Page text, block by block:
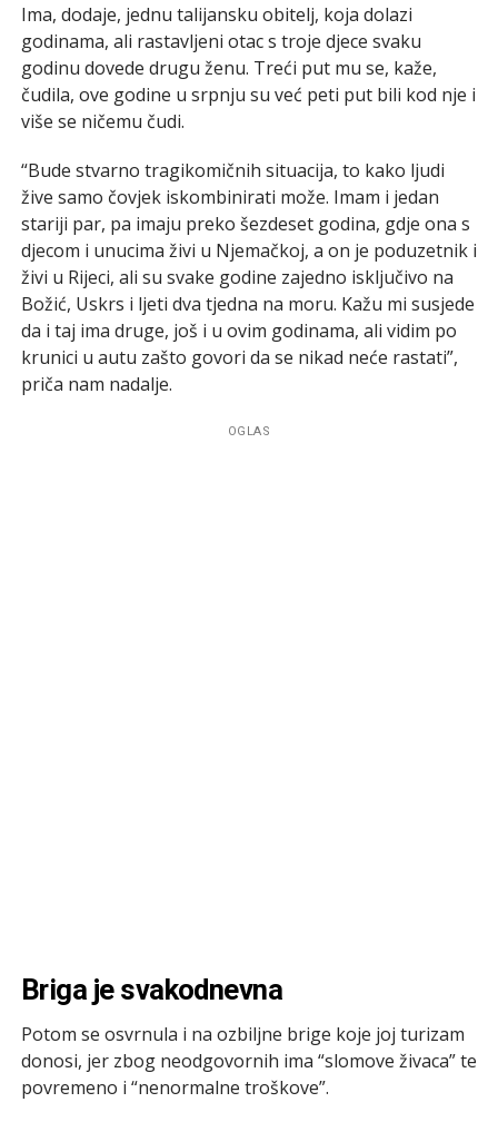
Ima, dodaje, jednu talijansku obitelj, koja dolazi
godinama, ali rastavljeni otac s troje djece svaku
godinu dovede drugu ženu. Treći put mu se, kaže,
čudila, ove godine u srpnju su već peti put bili kod nje i
više se ničemu čudi.
“Bude stvarno tragikomičnih situacija, to kako ljudi
žive samo čovjek iskombinirati može. Imam i jedan
stariji par, pa imaju preko šezdeset godina, gdje ona s
djecom i unucima živi u Njemačkoj, a on je poduzetnik i
živi u Rijeci, ali su svake godine zajedno isključivo na
Božić, Uskrs i ljeti dva tjedna na moru. Kažu mi susjede
da i taj ima druge, još i u ovim godinama, ali vidim po
krunici u autu zašto govori da se nikad neće rastati”,
priča nam nadalje.
OGLAS
Briga je svakodnevna
Potom se osvrnula i na ozbiljne brige koje joj turizam
donosi, jer zbog neodgovornih ima “slomove živaca” te
povremeno i “nenormalne troškove”.